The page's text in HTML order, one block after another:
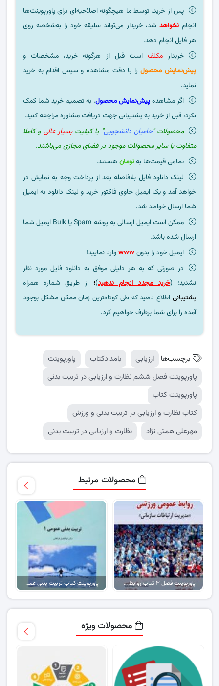
پس از خرید، توسط ما هیچگونه اصلاحیه‌ای برای پاورپوینت‌ها
انجام نخواهد شد، خریدار می‌تواند سلیقه خود را به‌شخصه روی
هر فایل انجام دهد.
خریدارمکلف است قبل از هرگونه خرید، مشخصات و
پیش‌نمایش محصولرا با دقت مشاهده و سپس اقدام به خرید
نماید.
اگر مشاهدهپیش‌نمایش محصول، به تصمیم خرید شما کمک
نکرد، قبل از خرید به پشتیبانی جهت دریافت مشاوره مراجعه کنید.
محصولات "حامیان دانشجویی" با کیفیت بسیار عالی و کاملا
متفاوت با سایر محصولات موجود در فضای مجازی می‌باشند.
تمامی قیمت‌ها بهتومان هستند.
لینک دانلود فایل بلافاصله بعد از پرداخت وجه به نمایش در
خواهد آمد و یک ایمیل حاوی فاکتور خرید و لینک دانلود به ایمیل
شما ارسال خواهد شد.
ممکن است ایمیل ارسالی به پوشه Spam یا Bulk ایمیل شما
ارسال شده باشد.
ایمیل خود را بدونwwwوارد نمایید!
در صورتی که به هر دلیلی موفق به دانلود فایل مورد نظر
نشدید؛ (خرید مجدد انجام ندهید)؛ از طریق شماره همراه
پشتیبانی اطلاع دهید که طی کوتاه‌ترین زمان ممکن مشکل بوجود
آمده را برای شما برطرف خواهیم کرد.
برچسب‌ها ارزیابی بامدادکتاب
پاورپوینت
پاورپوینت فصل ششم نظارت و ارزیابی در تربیت بدنی
پاورپوینت کتاب
کتاب نظارت و ارزیابی در تربیت بدنی و ورزش
مهرعلی همتی نژاد
نظارت و ارزیابی در تربیت بدنی
محصولات مرتبط
پاورپوینت فصل ۳ کتاب روابط عمومی ورزشی پاورپوینت کتاب تربیت بدنی عمومی ۱ (تمام فصول)
محصولات ویژه